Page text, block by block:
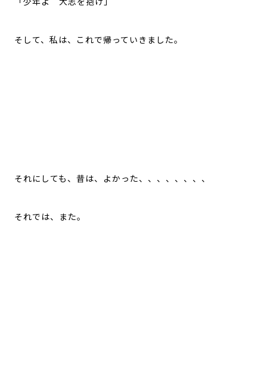
そして、私は、これで帰っていきました。
それにしても、昔は、よかった、、、、、、、、
それでは、また。